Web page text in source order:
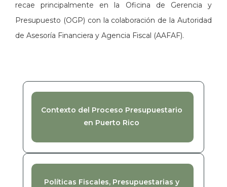
recae principalmente en la Oficina de Gerencia y
Presupuesto (OGP) con la colaboración de la Autoridad
de Asesoría Financiera y Agencia Fiscal (AAFAF).
Contexto del Proceso Presupuestario
en Puerto Rico
Políticas Fiscales, Presupuestarias y